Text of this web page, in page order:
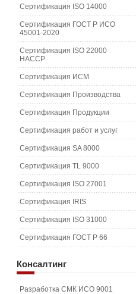
Сертификация ISO 14000
Сертификация ГОСТ Р ИСО
45001-2020
Сертификация ISO 22000
HACCP
Сертификация ИСМ
Сертификация Производства
Сертификация Продукции
Сертификация работ и услуг
Сертификация SA 8000
Сертификация TL 9000
Сертификация ISO 27001
Сертификация IRIS
Сертификация ISO 31000
Сертификация ГОСТ Р 66
Консалтинг
Разработка СМК ИСО 9001